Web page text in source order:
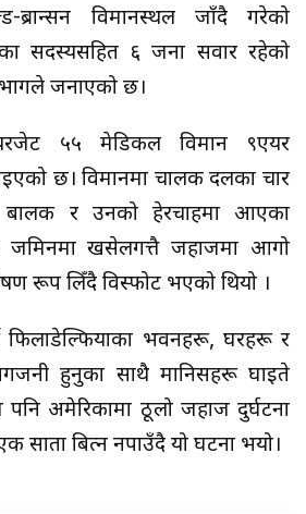
ब्रान्सन विमानस्थल जाँदै गरेको
सदस्यसहित ६ जना सवार रहेको
जनाएको छ।
५५ मेडिकल विमान ९एयर
छ। विमानमा चालक दलका चार
बालक र उनको हेरचाहमा आएका
जमिनमा खसेलगत्तै जहाजमा आगो
रूप लिँदै विस्फोट भएको थियो ।
फिलाडेल्फियाका भवनहरू, घरहरू र
हुनुका साथै मानिसहरू घाइते
अमेरिकामा ठूलो जहाज दुर्घटना
साता बित्न नपाउँदै यो घटना भयो।